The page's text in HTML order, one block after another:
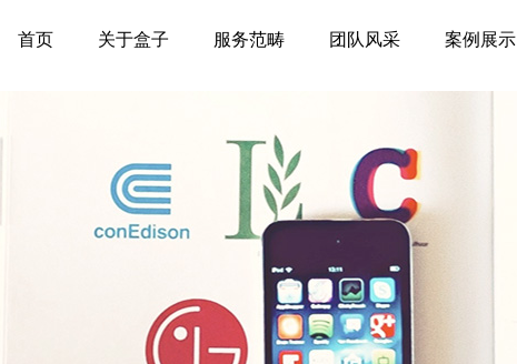
首页 关于盒子 服务范畴 团队风采 案例展示